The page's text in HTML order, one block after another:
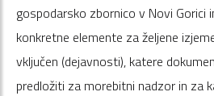
gospodarsko zbornico v Novi Gorici
konkretne elemente za željene
vključen (dejavnosti), katere
predložiti za morebitni nadzor in za